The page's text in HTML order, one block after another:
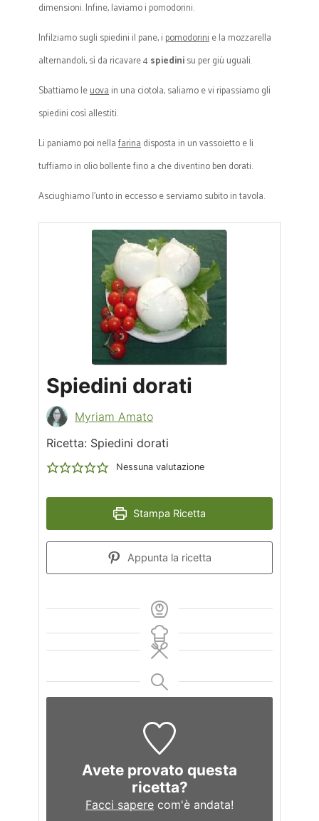
dimensioni. Infine, laviamo i pomodorini.
Infilziamo sugli spiedini il pane, i pomodorinie la mozzarella
alternandoli, sì da ricavare 4spiedinisu per giù uguali.
Sbattiamo leuovain una ciotola, saliamo e vi ripassiamo gli
spiedini così allestiti.
Li paniamo poi nellafarinadisposta in un vassoietto e li
tuffiamo in olio bollente fino a che diventino ben dorati.
Asciughiamo l’unto in eccesso e serviamo subito in tavola.
Spiedini dorati
Myriam Amato
Ricetta: Spiedini dorati
Nessuna valutazione
Stampa Ricetta
Appunta la ricetta
Avete provato questa
ricetta?
Facci sapere com'è andata!